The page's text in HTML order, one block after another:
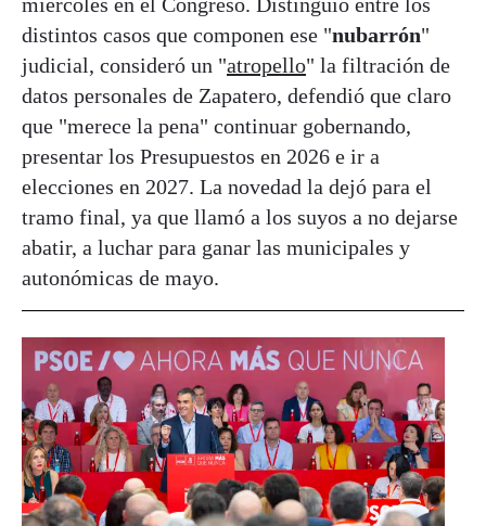
distintos casos que componen ese "nubarrón"
judicial, consideró un "atropello" la filtración de
datos personales de Zapatero, defendió que claro
que "merece la pena" continuar gobernando,
presentar los Presupuestos en 2026 e ir a
elecciones en 2027. La novedad la dejó para el
tramo final, ya que llamó a los suyos a no dejarse
abatir, a luchar para ganar las municipales y
autonómicas de mayo.